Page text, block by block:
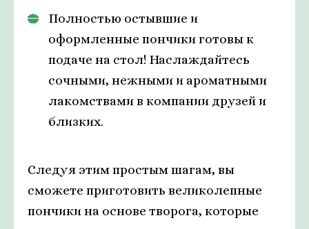
Полностью остывшие и
оформленные пончики готовы к
подаче на стол! Наслаждайтесь
сочными, нежными и ароматными
лакомствами в компании друзей и
близких.
Следуя этим простым шагам, вы
сможете приготовить великолепные
пончики на основе творога, которые